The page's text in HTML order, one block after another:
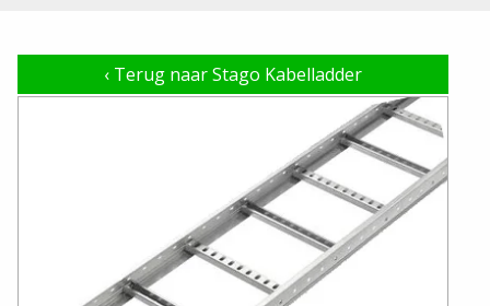
‹ Terug naar Stago Kabelladder